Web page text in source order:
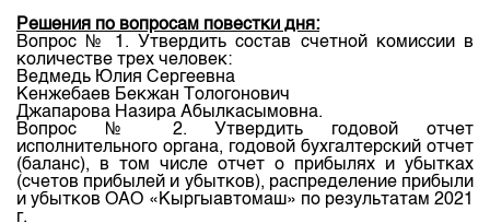
Внутренний аудитор
Комитеты
Участники торгов
Наши партнеры
Cтратегия развития
Корпоративные документы
Центр раскрытия информации
Тарифы
Аналитика
Финансовый рынок KG
Пресс-клуб
Биржевая деятельность
Депозитарная деятельность
Центр раскрытия информации
Статистика торгов
Итоги последних торгов
Архив торгов
Индекс и Капитализация
Котировки по ЦБ
Котировки по драг. металлам
Учебный центр
Общая информация
План работы на год
Решения по вопросам повестки дня:
Вопрос № 1. Утвердить состав счетной комиссии в
количестве трех человек:
Ведмедь Юлия Сергеевна
Кенжебаев Бекжан Тологонович
Джапарова Назира Абылкасымовна.
Вопрос № 2. Утвердить годовой отчет
исполнительного органа, годовой бухгалтерский отчет
(баланс), в том числе отчет о прибылях и убытках
(счетов прибылей и убытков), распределение прибыли
и убытков ОАО «Кыргыавтомаш» по результатам 2021
г.